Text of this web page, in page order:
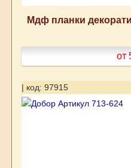
Мдф планки
от
| код: 97915